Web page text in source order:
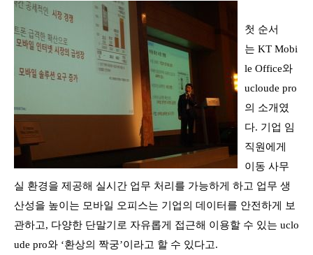
첫 순서
는 KT Mobi
le Office와
ucloude pro
의 소개였
다. 기업 임
직원에게
이동 사무
실 환경을 제공해 실시간 업무 처리를 가능하게 하고 업무 생
산성을 높이는 모바일 오피스는 기업의 데이터를 안전하게 보
관하고, 다양한 단말기로 자유롭게 접근해 이용할 수 있는 uclo
ude pro와 ‘환상의 짝궁’이라고 할 수 있다고.